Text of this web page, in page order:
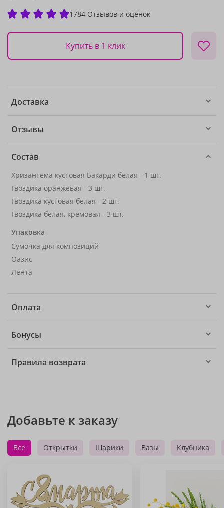
1784 Отзывов и оценок
Купить в 1 клик
Доставка
Отзывы
Состав
Хризантема кустовая Бакарди белая - 1 шт.
Гвоздика оранжевая - 3 шт.
Гвоздика кустовая белая - 2 шт.
Гвоздика белая, кремовая - 3 шт.
Упаковка
Сумочка для композиций
Оазис
Лента
Оплата
Бонусы
Правила возврата
Добавьте к заказу
Все Открытки Шарики Вазы Клубника